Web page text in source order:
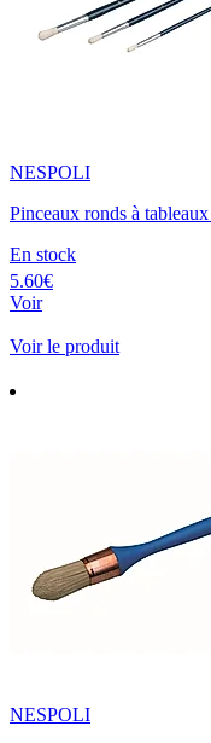
NESPOLI
Pinceaux ronds à
En stock
5.60€
Voir
Voir le produit
NESPOLI